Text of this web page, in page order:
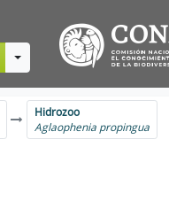
Toggle Dropdown
Hidrozoo
Aglaophenia propingua